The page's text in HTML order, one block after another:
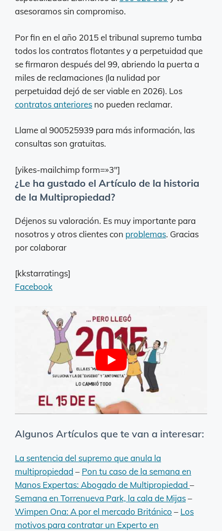
asesoramos sin compromiso.
Por fin en el año 2015 el tribunal supremo tumba
todos los contratos flotantes y a perpetuidad que
se firmaron después del 99, abriendo la puerta a
miles de reclamaciones (la nulidad por
perpetuidad dejó de ser viable en 2026). Los
contratos anteriores no pueden reclamar.
Llame al 900525939 para más información, las
consultas son gratuitas.
[yikes-mailchimp form=»3″]
¿Le ha gustado el Artículo de la historia
de la Multipropiedad?
Déjenos su valoración. Es muy importante para
nosotros y otros clientes con problemas. Gracias
por colaborar
[kkstarratings]
Facebook
Algunos Artículos que te van a interesar:
La sentencia del supremo que anula la
multipropiedad – Pon tu caso de la semana en
Manos Expertas: Abogado de Multipropiedad –
Semana en Torrenueva Park, la cala de Mijas–
Wimpen Ona: A por el mercado Británico – Los
motivos para contratar un Experto en